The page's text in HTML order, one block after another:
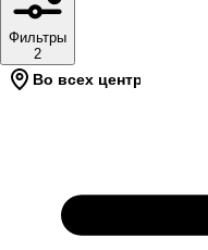
Фильтры
2
Во всех центрах